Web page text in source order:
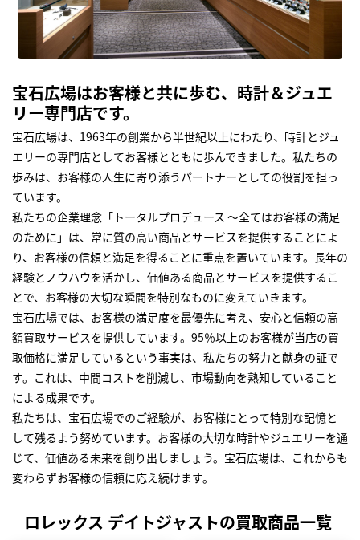
宝石広場はお客様と共に歩む、時計＆ジュエ
リー専門店です。
宝石広場は、1963年の創業から半世紀以上にわたり、時計とジュ
エリーの専門店としてお客様とともに歩んできました。私たちの
歩みは、お客様の人生に寄り添うパートナーとしての役割を担っ
ています。
私たちの企業理念「トータルプロデュース ～全てはお客様の満足
のために」は、常に質の高い商品とサービスを提供することによ
り、お客様の信頼と満足を得ることに重点を置いています。長年の
経験とノウハウを活かし、価値ある商品とサービスを提供するこ
とで、お客様の大切な瞬間を特別なものに変えていきます。
宝石広場では、お客様の満足度を最優先に考え、安心と信頼の高
額買取サービスを提供しています。95％以上のお客様が当店の買
取価格に満足しているという事実は、私たちの努力と献身の証で
す。これは、中間コストを削減し、市場動向を熟知していること
による成果です。
私たちは、宝石広場でのご経験が、お客様にとって特別な記憶と
して残るよう努めています。お客様の大切な時計やジュエリーを通
じて、価値ある未来を創り出しましょう。宝石広場は、これからも
変わらずお客様の信頼に応え続けます。
ロレックス デイトジャストの買取商品一覧